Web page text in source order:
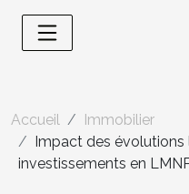
Accueil
Immobilier
Impact des évolutions
investissements en